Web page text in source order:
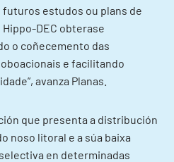
estudos ou plans de
DEC obterase
o coñecemento das
e facilitando
avanza Planas.
que presenta a distribución
noso litoral e a súa baixa
en determinadas